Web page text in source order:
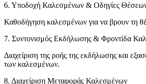
6. Υποδοχή Καλεσμένων & Οδηγίες
Καθοδήγηση καλεσμένων για να βρουν τη
7. Συντονισμός Εκδήλωσης & Φροντίδα
Διαχείριση της ροής της εκδήλωσης και
των καλεσμένων.
8. Διαχείριση Μεταφοράς Καλεσμένων